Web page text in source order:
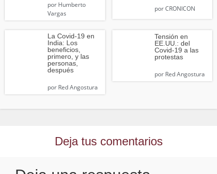
porHumberto
Vargas
porCRONICON
La Covid-19 en
India: Los
beneficios,
primero, y las
personas,
después
porRed Angostura
Tensión en
EE.UU.: del
Covid-19 a las
protestas
por Red Angostura
Deja tus comentarios